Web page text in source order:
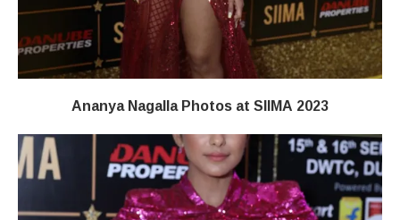
Ananya Nagalla Photos at SIIMA 2023